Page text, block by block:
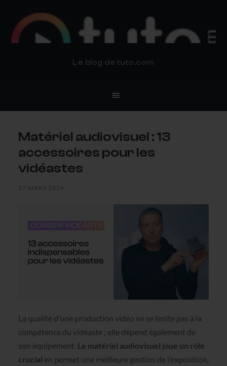
Le blog de tuto.com
Matériel audiovisuel : 13
accessoires pour les
vidéastes
27 MARS 2024
La qualité d’une production vidéo ne se limite pas à la
compétence du vidéaste ; elle dépend également de
son équipement. Le matériel audiovisuel joue un rôle
crucial en permet une meilleure gestion de l’exposition,